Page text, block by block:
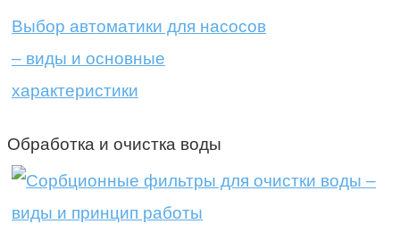
Выбор автоматики для насосов
– виды и основные
характеристики
Обработка и очистка воды